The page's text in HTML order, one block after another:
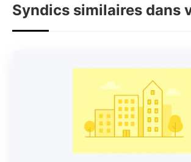
Syndics similaires dans